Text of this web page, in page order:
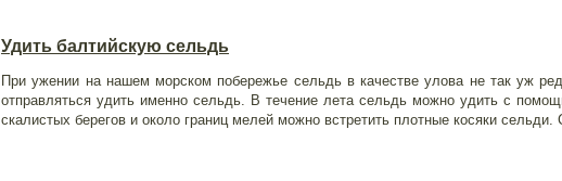
Удить балтийскую сельдь
При ужении на нашем морском побережье сельдь в качестве улова не так уж
отправляться удить именно сельдь. В течение лета сельдь можно удить с
скалистых берегов и около границ мелей можно встретить плотные косяки